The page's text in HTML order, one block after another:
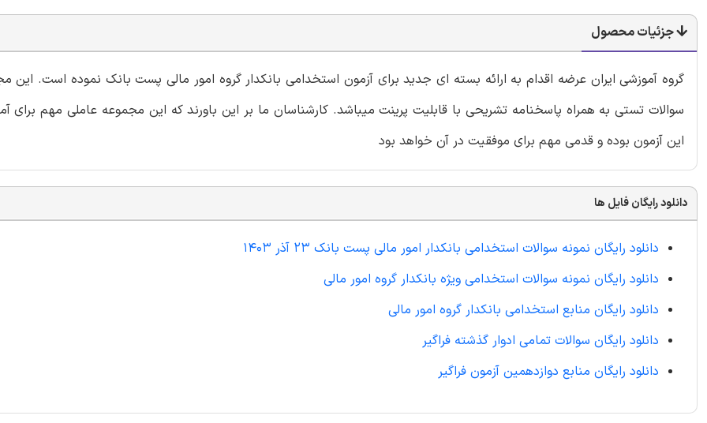
جزئیات محصول
گروه آموزشی ایران عرضه اقدام به ارائه بسته ای جدید برای آزمون استخدامی بانکدار گروه امور مالی پست بانک نموده است. این
سوالات تستی به همراه پاسخنامه تشریحی با قابلیت پرینت میباشد. کارشناسان ما بر این باورند که این مجموعه عاملی مهم برای
این آزمون بوده و قدمی مهم برای موفقیت در آن خواهد بود
دانلود رایگان فایل ها
دانلود رایگان نمونه سوالات استخدامی بانکدار امور مالی پست بانک 23 آذر 1403
دانلود رایگان نمونه سوالات استخدامی ویژه بانکدار گروه امور مالی
دانلود رایگان منابع استخدامی بانکدار گروه امور مالی
دانلود رایگان سوالات تمامی ادوار گذشته فراگیر
دانلود رایگان منابع دوازدهمین آزمون فراگیر